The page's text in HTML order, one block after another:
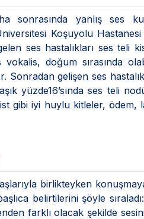
sonrasında yanlış ses
Koşuyolu
ses hastalıkları ses teli
doğum sırasında
gelişen ses
yüzde16’sında ses teli
gibi iyi huylu kitleler, ödem,
birlikteyken
belirtilerini şöyle sıraladı:
farklı olacak şekilde